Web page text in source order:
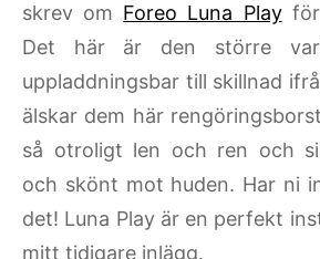
skrev om Foreo Luna Playför
Det här är den större
uppladdningsbar till skillnad
älskar dem här
så otroligt len och ren och
och skönt mot huden. Har ni
det! Luna Play är en perfekt
mitt tidigare inlägg.